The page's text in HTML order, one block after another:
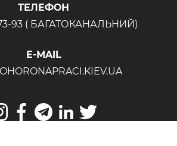
ТЕЛЕФОН
93 ( БАГАТОКАНАЛЬНИЙ)
E-MAIL